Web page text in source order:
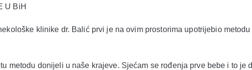
U BiH
klinike dr. Balić prvi je na ovim prostorima upotrijebio
metodu donijeli u naše krajeve. Sjećam se rođenja prve bebe i to je